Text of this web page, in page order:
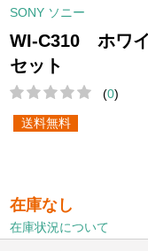
SONY ソニー
WI-C310 ホワ
セット
(0)
送料無料
在庫なし
在庫状況について